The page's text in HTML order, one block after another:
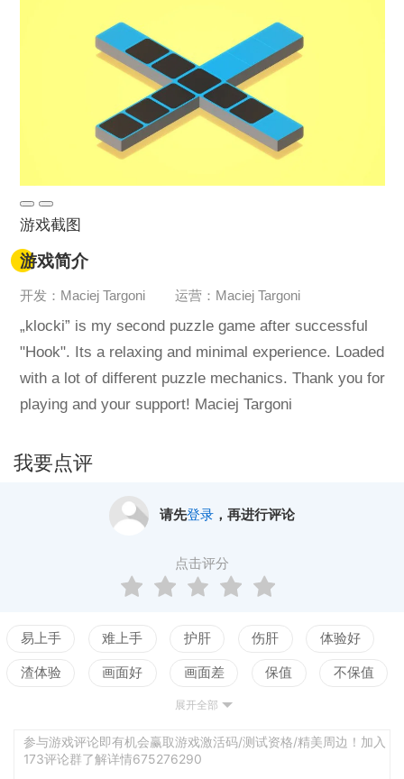
游戏截图
游戏简介
开发：Maciej Targoni 运营：Maciej Targoni
„klocki” is my second puzzle game after successful
"Hook". Its a relaxing and minimal experience. Loaded
with a lot of different puzzle mechanics. Thank you for
playing and your support! Maciej Targoni
我要点评
请先登录，再进行评论
点击评分
易上手 难上手 护肝 伤肝 体验好
渣体验 画面好 画面差 保值 不保值
测试
强社交 弱社交
展开全部
参与游戏评论即有机会赢取游戏激活码/测试资格/精美周边！加入
173评论群了解详情675276290